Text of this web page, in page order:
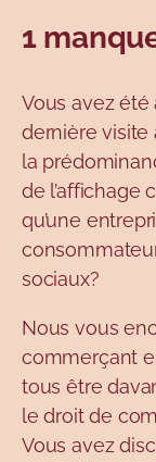
1
Vous avez
dernière visite
la
de l’affichage
qu’une
sociaux?
Nous vous
commerçant
tous être
le droit de
Vous avez